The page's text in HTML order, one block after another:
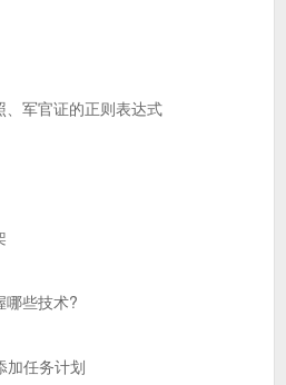
军官证的正则表达式
哪些技术?
加任务计划